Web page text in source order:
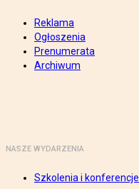
Reklama
Ogłoszenia
Prenumerata
Archiwum
NASZE WYDARZENIA
Szkolenia i konferencje